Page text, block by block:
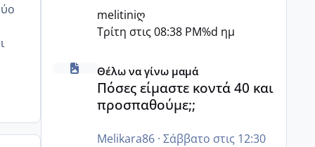
melitiniღ
Τρίτη στις 08:38 PM%d ημ
Πόσες είμαστε κοντά 40 και προσπαθούμε;;
Θέλω να γίνω μαμά
Πόσες είμαστε κοντά 40 και
προσπαθούμε;;
Melikara86· Σάββατο στις 12:30